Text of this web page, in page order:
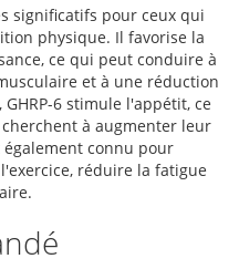
significatifs pour ceux qui
physique. Il favorise la
ce qui peut conduire à
et à une réduction
6 stimule l'appétit, ce
à augmenter leur
connu pour
réduire la fatigue